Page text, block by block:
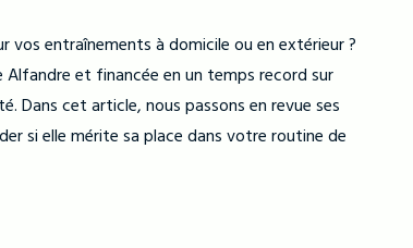
vos entraînements à domicile ou en extérieur ?
Alfandre et financée en un temps record sur
cet article, nous passons en revue ses
si elle mérite sa place dans votre routine de